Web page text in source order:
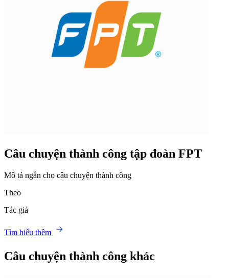
Câu chuyện thành công tập đoàn FPT
Mô tả ngắn cho câu chuyện thành công
Theo
Tác giả
Tìm hiểu thêm
Câu chuyện thành công khác